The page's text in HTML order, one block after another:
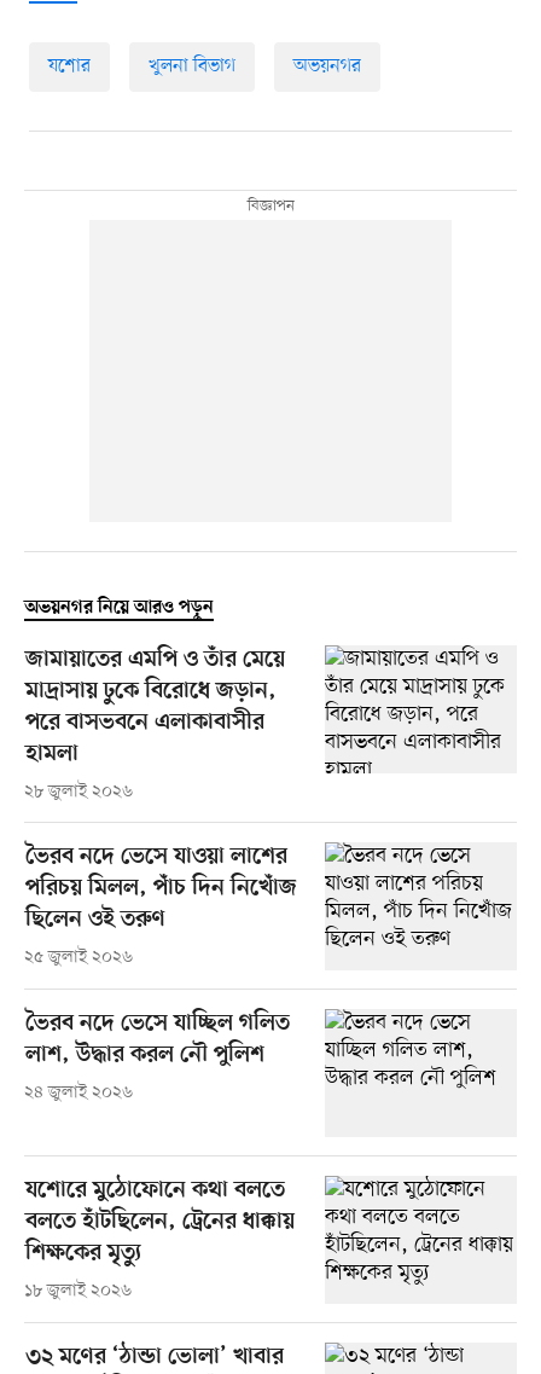
যশোর খুলনা বিভাগ অভয়নগর
অভয়নগর নিয়ে আরও পড়ুন
জামায়াতের এমপি ও তাঁর মেয়ে
মাদ্রাসায় ঢুকে বিরোধে জড়ান,
পরে বাসভবনে এলাকাবাসীর
হামলা
২৮ জুলাই ২০২৬
ভৈরব নদে ভেসে যাওয়া লাশের
পরিচয় মিলল, পাঁচ দিন নিখোঁজ
ছিলেন ওই তরুণ
২৫ জুলাই ২০২৬
ভৈরব নদে ভেসে যাচ্ছিল গলিত
লাশ, উদ্ধার করল নৌ পুলিশ
২৪ জুলাই ২০২৬
যশোরে মুঠোফোনে কথা বলতে
বলতে হাঁটছিলেন, ট্রেনের ধাক্কায়
শিক্ষকের মৃত্যু
১৮ জুলাই ২০২৬
৩২ মণের ‘ঠান্ডা ভোলা’ খাবার